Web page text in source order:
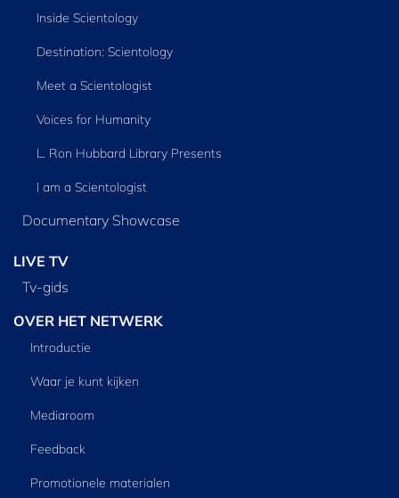
Inside Scientology
Destination: Scientology
Meet a Scientologist
Voices for Humanity
L. Ron Hubbard Library Presents
I am a Scientologist
Documentary Showcase
LIVE TV
Tv‑gids
OVER HET NETWERK
Introductie
Waar je kunt kijken
Mediaroom
Feedback
Promotionele materialen